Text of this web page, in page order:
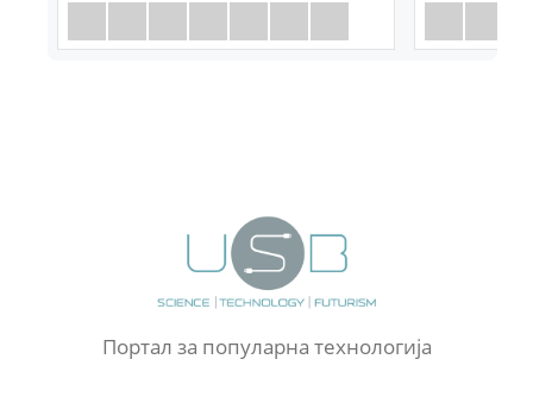
Портал за популарна технологија